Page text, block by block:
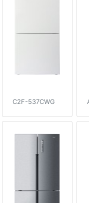
C2F-537CWG